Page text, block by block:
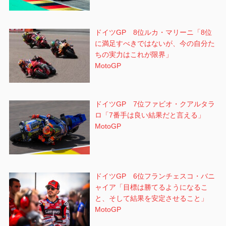
ドイツGP 8位ルカ・マリーニ「8位
に満足すべきではないが、今の自分た
ちの実力はこれが限界」
MotoGP
ドイツGP 7位ファビオ・クアルタラ
ロ「7番手は良い結果だと言える」
MotoGP
ドイツGP 6位フランチェスコ・バニ
ャイア「目標は勝てるようになるこ
と、そして結果を安定させること」
MotoGP